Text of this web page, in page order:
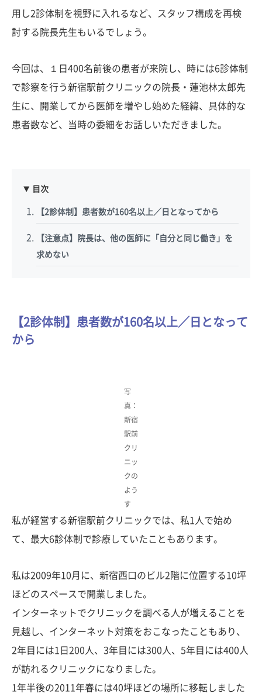
用し2診体制を視野に入れるなど、スタッフ構成を再検
討する院長先生もいるでしょう。
今回は、１日400名前後の患者が来院し、時には6診体制
で診察を行う新宿駅前クリニックの院長・蓮池林太郎先
生に、開業してから医師を増やし始めた経緯、具体的な
患者数など、当時の委細をお話しいただきました。
目次
【2診体制】患者数が160名以上／日となってから
【注意点】院長は、他の医師に「自分と同じ働き」を
求めない
【2診体制】患者数が160名以上／日となって
から
写
真：
新宿
駅前
クリ
ニッ
クの
よう
す
私が経営する新宿駅前クリニックでは、私1人で始め
て、最大6診体制で診療していたこともあります。
私は2009年10月に、新宿西口のビル2階に位置する10坪
ほどのスペースで開業しました。
インターネットでクリニックを調べる人が増えることを
見越し、インターネット対策をおこなったこともあり、
2年目には1日200人、3年目には300人、5年目には400人
が訪れるクリニックになりました。
1年半後の2011年春には40坪ほどの場所に移転しました